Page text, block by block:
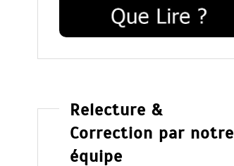
Relecture &
Correction par notre
équipe